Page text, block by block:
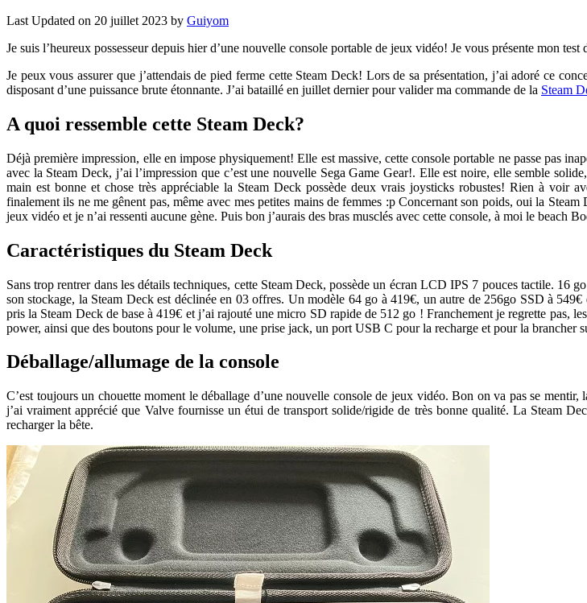
Last Updated on 20 juillet 2023 by Guiyom
Je suis l’heureux possesseur depuis hier d’une nouvelle console portable de jeux vidéo! Je vous présente mon test
Je peux vous assurer que j’attendais de pied ferme cette Steam Deck! Lors de sa présentation, j’ai adoré ce
disposant d’une puissance brute étonnante. J’ai bataillé en juillet dernier pour valider ma commande de la Steam
A quoi ressemble cette Steam Deck?
Déjà première impression, elle en impose physiquement! Elle est massive, cette console portable ne passe pas
avec la Steam Deck, j’ai l’impression que c’est une nouvelle Sega Game Gear!. Elle est noire, elle semble
main est bonne et chose très appréciable la Steam Deck possède deux vrais joysticks robustes! Rien à
finalement ils ne me gênent pas, même avec mes petites mains de femmes :p Concernant son poids, oui la
jeux vidéo et je n’ai ressenti aucune gène. Puis bon j’aurais des bras musclés avec cette console, à moi le beach
Caractéristiques du Steam Deck
Sans trop rentrer dans les détails techniques, cette Steam Deck, possède un écran LCD IPS 7 pouces tactile.
son stockage, la Steam Deck est déclinée en 03 offres. Un modèle 64 go à 419€, un autre de 256go SSD à
pris la Steam Deck de base à 419€ et j’ai rajouté une micro SD rapide de 512 go ! Franchement je regrette pas,
power, ainsi que des boutons pour le volume, une prise jack, un port USB C pour la recharge et pour la brancher
Déballage/allumage de la console
C’est toujours un chouette moment le déballage d’une nouvelle console de jeux vidéo. Bon on va pas se
j’ai vraiment apprécié que Valve fournisse un étui de transport solide/rigide de très bonne qualité. La Steam
recharger la bête.